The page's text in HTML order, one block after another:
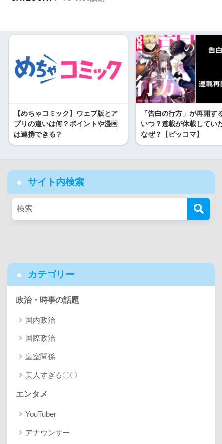
【めちゃコミック】ウェブ版とア
プリの違いは何？ポイントや漫画
は連携できる？
「告白の行方」が再開す
いつ？連載が休載してい
なぜ？【ピッコマ】
サイト内検索
カテゴリー
政治・時事の話題
国内政治
国際政治
皇室関係
美人すぎる〇〇
エンタメ
YouTuber
アナウンサー